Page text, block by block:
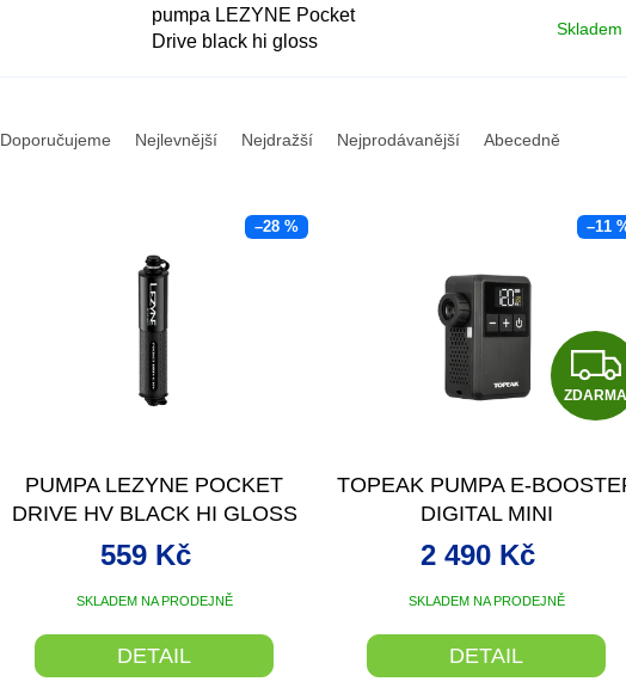
pumpa LEZYNE Pocket
Drive black hi gloss
Doporučujeme Nejlevnější Nejdražší Nejprodávanější Abecedně
–28 %
PUMPA LEZYNE POCKET
DRIVE HV BLACK HI GLOSS
SKLADEM NA PRODEJNĚ
559 Kč
DETAIL
ZDARMA
–11
TOPEAK PUMPA E-
DIGITAL MINI
SKLADEM NA PRODEJNĚ
2 490 Kč
DETAIL